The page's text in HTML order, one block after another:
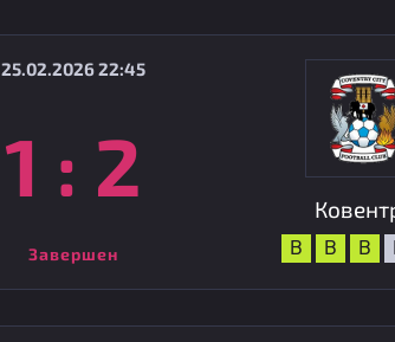
25.02.2026 22:45
1 : 2
Завершен В В В
Клубные
Ковентри
Эспаньол